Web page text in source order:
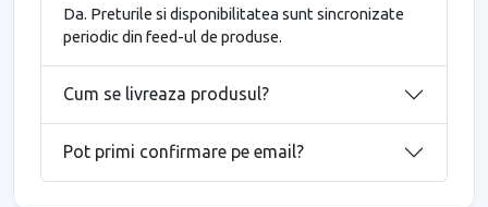
Da. Preturile si disponibilitatea sunt sincronizate
periodic din feed-ul de produse.
Cum se livreaza produsul?
Pot primi confirmare pe email?